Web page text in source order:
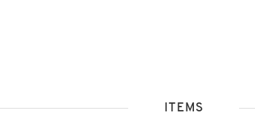
ITEMS